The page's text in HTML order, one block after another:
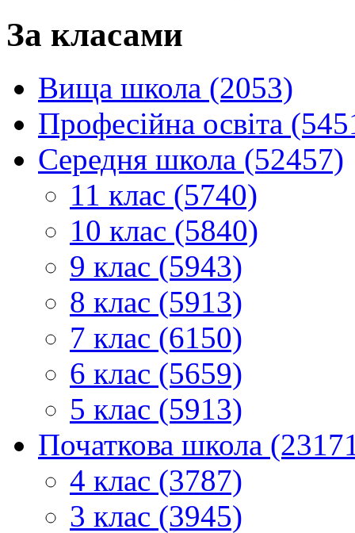
За класами
Вища школа (2053)
Професійна освіта
Середня школа (52457)
11 клас (5740)
10 клас (5840)
9 клас (5943)
8 клас (5913)
7 клас (6150)
6 клас (5659)
5 клас (5913)
Початкова школа
4 клас (3787)
3 клас (3945)